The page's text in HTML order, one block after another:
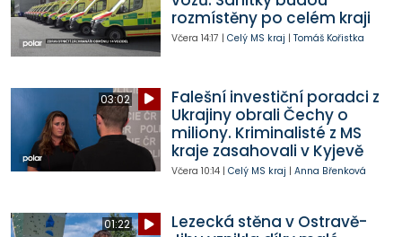
rozmístěny po celém kraji
Včera 14:17 | Celý MS kraj | Tomáš Kořistka
03:02
Falešní investiční poradci z
Ukrajiny obrali Čechy o
miliony. Kriminalisté z MS
kraje zasahovali v Kyjevě
Včera 10:14| Celý MS kraj | Anna Břenková
01:22
Lezecká stěna v Ostravě-